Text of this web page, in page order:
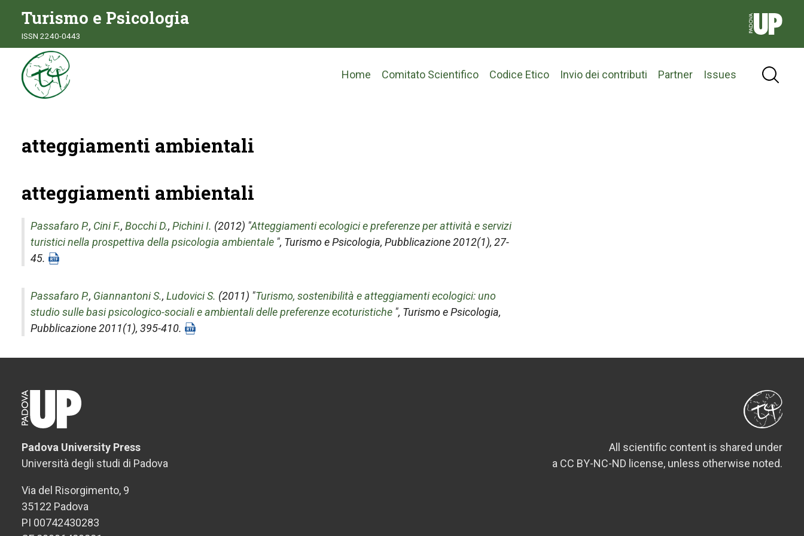
Turismo e Psicologia
ISSN 2240-0443
Main
Home Comitato Scientifico Codice Etico Invio dei contributi Partner Issues
atteggiamenti ambientali
atteggiamenti ambientali
Passafaro P., Cini F., Bocchi D., Pichini I. (2012) "Atteggiamenti ecologici e preferenze per attività e servizi
turistici nella prospettiva della psicologia ambientale ", Turismo e Psicologia, Pubblicazione 2012(1), 27-
45.
Passafaro P., Giannantoni S., Ludovici S. (2011) "Turismo, sostenibilità e atteggiamenti ecologici: uno
studio sulle basi psicologico-sociali e ambientali delle preferenze ecoturistiche ", Turismo e Psicologia,
Pubblicazione 2011(1), 395-410.
Padova University Press
Università degli studi di Padova
Via del Risorgimento, 9
35122 Padova
PI 00742430283
All scientific content is shared under
a CC BY-NC-ND license, unless otherwise noted.